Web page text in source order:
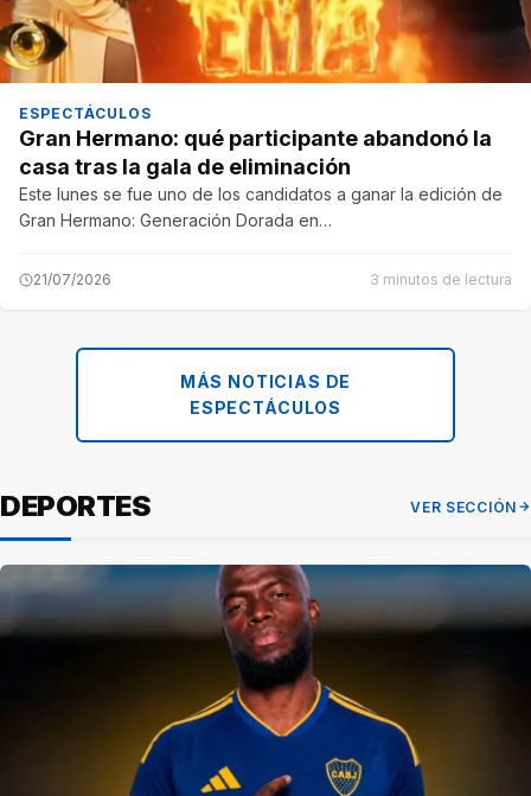
ESPECTÁCULOS
Gran Hermano: qué participante abandonó la
casa tras la gala de eliminación
Este lunes se fue uno de los candidatos a ganar la edición de
Gran Hermano: Generación Dorada en…
21/07/2026 3 minutos de lectura
MÁS NOTICIAS DE
ESPECTÁCULOS
DEPORTES VER SECCIÓN